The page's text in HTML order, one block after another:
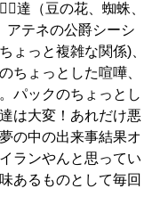
達（豆の花、蜘蛛、
アテネの公爵シーシ
ょっと複雑な関係)、
ちょっとした喧嘩、
パックのちょっとし
は大変！あれだけ悪
の中の出来事結果オ
ランやんと思ってい
あるものとして毎回